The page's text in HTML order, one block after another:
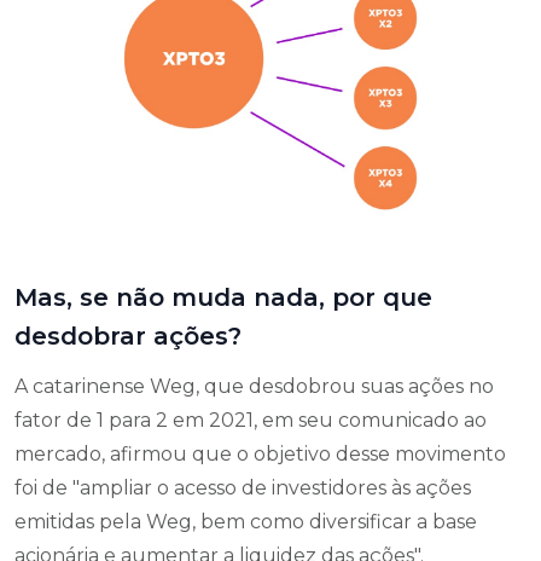
Mas, se não muda nada, por que
desdobrar ações?
A catarinense Weg, que desdobrou suas ações no
fator de 1 para 2 em 2021, em seu comunicado ao
mercado, afirmou que o objetivo desse movimento
foi de "ampliar o acesso de investidores às ações
emitidas pela Weg, bem como diversificar a base
acionária e aumentar a liquidez das ações".